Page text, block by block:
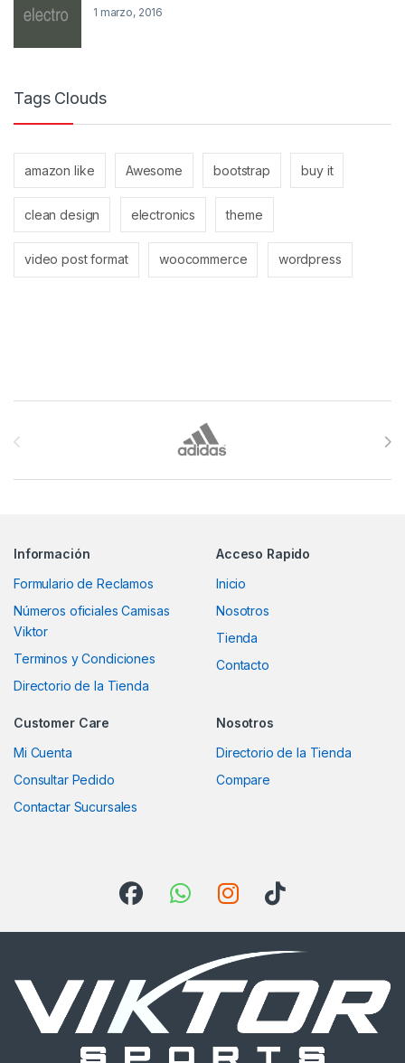
1 marzo, 2016
Tags Clouds
amazon like Awesome bootstrap buy it
clean design electronics theme
video post format woocommerce wordpress
Información
Formulario de Reclamos
Números oficiales Camisas
Viktor
Terminos y Condiciones
Directorio de la Tienda
Acceso Rapido
Inicio
Nosotros
Tienda
Contacto
Customer Care
Mi Cuenta
Consultar Pedido
Contactar Sucursales
Nosotros
Directorio de la Tienda
Compare